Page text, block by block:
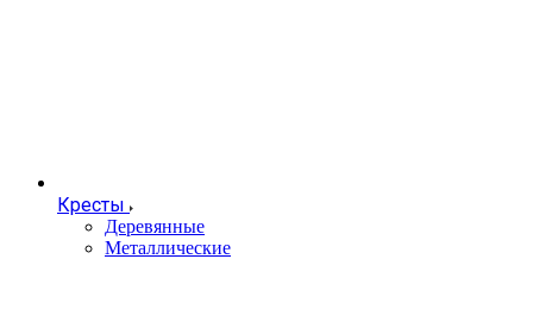
Кресты
Деревянные
Металлические